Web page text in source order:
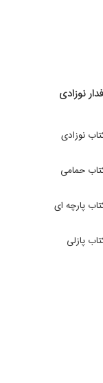
نوزادی
نوزادی
حمامی
پارچه ای
پازلی